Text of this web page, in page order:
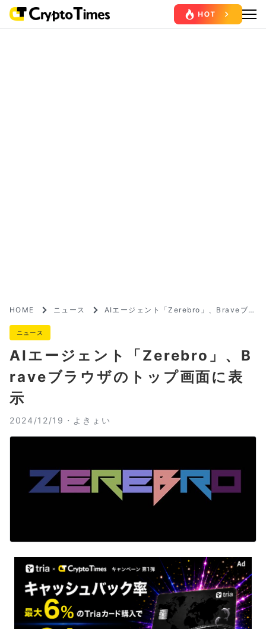
HOME ニュース
AIエージェント「Zerebro」、Braveブラ
ニュース
AIエージェント「Zerebro」、B
raveブラウザのトップ画面に表
示
2024/12/19・ よきょい